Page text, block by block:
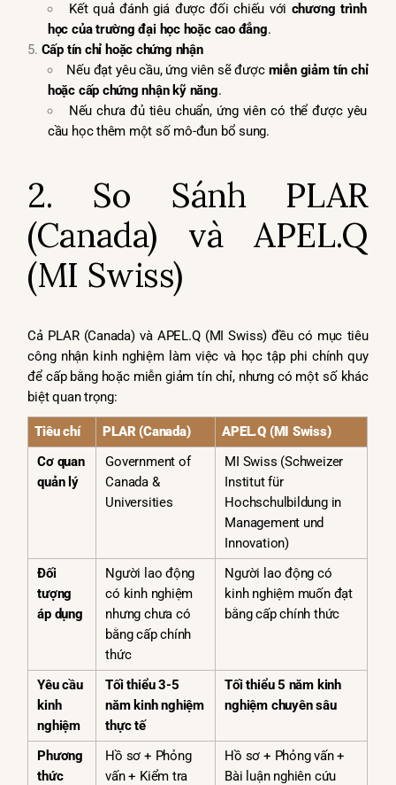
Kết quả đánh giá được đối chiếu với chương trình
học của trường đại học hoặc cao đẳng.
Cấp tín chỉ hoặc chứng nhận
Nếu đạt yêu cầu, ứng viên sẽ được miễn giảm tín chỉ
hoặc cấp chứng nhận kỹ năng.
Nếu chưa đủ tiêu chuẩn, ứng viên có thể được yêu
cầu học thêm một số mô-đun bổ sung.
2. So Sánh PLAR
(Canada) và APEL.Q
(MI Swiss)
Cả PLAR (Canada) và APEL.Q (MI Swiss) đều có mục tiêu
công nhận kinh nghiệm làm việc và học tập phi chính quy
để cấp bằng hoặc miễn giảm tín chỉ, nhưng có một số khác
biệt quan trọng:
Tiêu chí PLAR (Canada)
APEL.Q (MI Swiss)
Cơ quan
quản lý
Government of
Canada &
Universities
MI Swiss (Schweizer
Institut für
Hochschulbildung in
Management und
Innovation)
Đối
tượng
áp dụng
Người lao động
có kinh nghiệm
nhưng chưa có
bằng cấp chính
thức
Người lao động có
kinh nghiệm muốn đạt
bằng cấp chính thức
Yêu cầu
kinh
nghiệm
Tối thiểu 3-5
năm kinh nghiệm
thực tế
Tối thiểu 5 năm kinh
nghiệm chuyên sâu
Phương
thức
Hồ sơ + Phỏng
vấn + Kiểm tra
Hồ sơ + Phỏng vấn +
Bài luận nghiên cứu